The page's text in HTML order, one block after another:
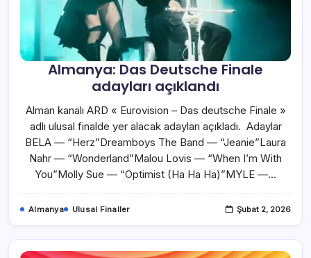
Almanya: Das Deutsche Finale
adayları açıklandı
Alman kanalı ARD « Eurovision – Das deutsche Finale »
adlı ulusal finalde yer alacak adayları açıkladı. Adaylar
BELA — “Herz”Dreamboys The Band — “Jeanie”Laura
Nahr — “Wonderland”Malou Lovis — “When I’m With
You”Molly Sue — “Optimist (Ha Ha Ha)”MYLE —…
Almanya Ulusal Finaller Şubat 2, 2026